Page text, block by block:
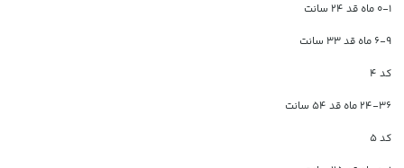
0-1 ماه قد 24 سانت
6-9 ماه قد 33 سانت
کد 4
24-36 ماه قد 54 سانت
کد 5